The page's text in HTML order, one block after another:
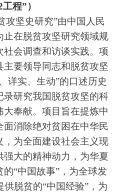
工程”）
攻坚史研究”由中国人民
止在脱贫攻坚研究领域规
会调查和访谈实践。项
主要领导同志和脱贫攻坚
详实、生动”的口述历史
研究我国脱贫攻坚的科
奉献。项目旨在提炼中
面消除绝对贫困在中华民
为全面建设社会主义现
大的精神动力，为华夏
“中国故事”，为全球发
脱贫的“中国经验”，为